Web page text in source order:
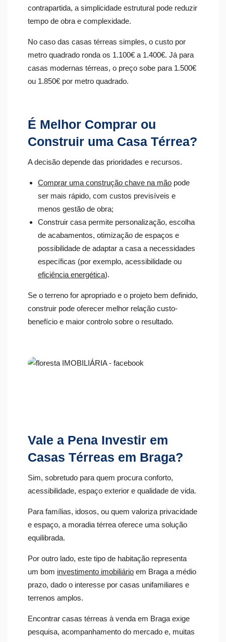
contrapartida, a simplicidade estrutural pode reduzir
tempo de obra e complexidade.
No caso das casas térreas simples, o custo por
metro quadrado ronda os 1.100€ a 1.400€. Já para
casas modernas térreas, o preço sobe para 1.500€
ou 1.850€ por metro quadrado.
É Melhor Comprar ou
Construir uma Casa Térrea?
A decisão depende das prioridades e recursos.
Comprar uma construção chave na mão pode
ser mais rápido, com custos previsíveis e
menos gestão de obra;
Construir casa permite personalização, escolha
de acabamentos, otimização de espaços e
possibilidade de adaptar a casa a necessidades
específicas (por exemplo, acessibilidade ou
eficiência energética).
Se o terreno for apropriado e o projeto bem definido,
construir pode oferecer melhor relação custo-
benefício e maior controlo sobre o resultado.
Vale a Pena Investir em
Casas Térreas em Braga?
Sim, sobretudo para quem procura conforto,
acessibilidade, espaço exterior e qualidade de vida.
Para famílias, idosos, ou quem valoriza privacidade
e espaço, a moradia térrea oferece uma solução
equilibrada.
Por outro lado, este tipo de habitação representa
um bom investimento imobiliário em Braga a médio
prazo, dado o interesse por casas unifamiliares e
terrenos amplos.
Encontrar casas térreas à venda em Braga exige
pesquisa, acompanhamento do mercado e, muitas